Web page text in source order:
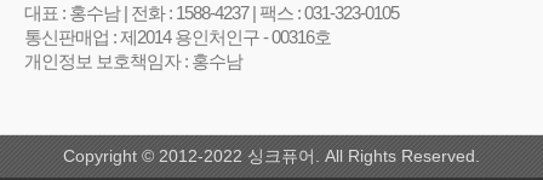
대표 : 홍수남 | 전화 : 1588-4237 | 팩스 : 031-323-0105
통신판매업 : 제2014 용인처인구 - 00316호
개인정보 보호책임자 : 홍수남
Copyright © 2012-2022 싱크퓨어. All Rights Reserved.